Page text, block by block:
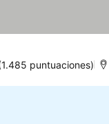
puntuaciones)